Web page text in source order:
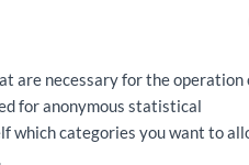
are necessary for the operation
for anonymous statistical
which categories you want to